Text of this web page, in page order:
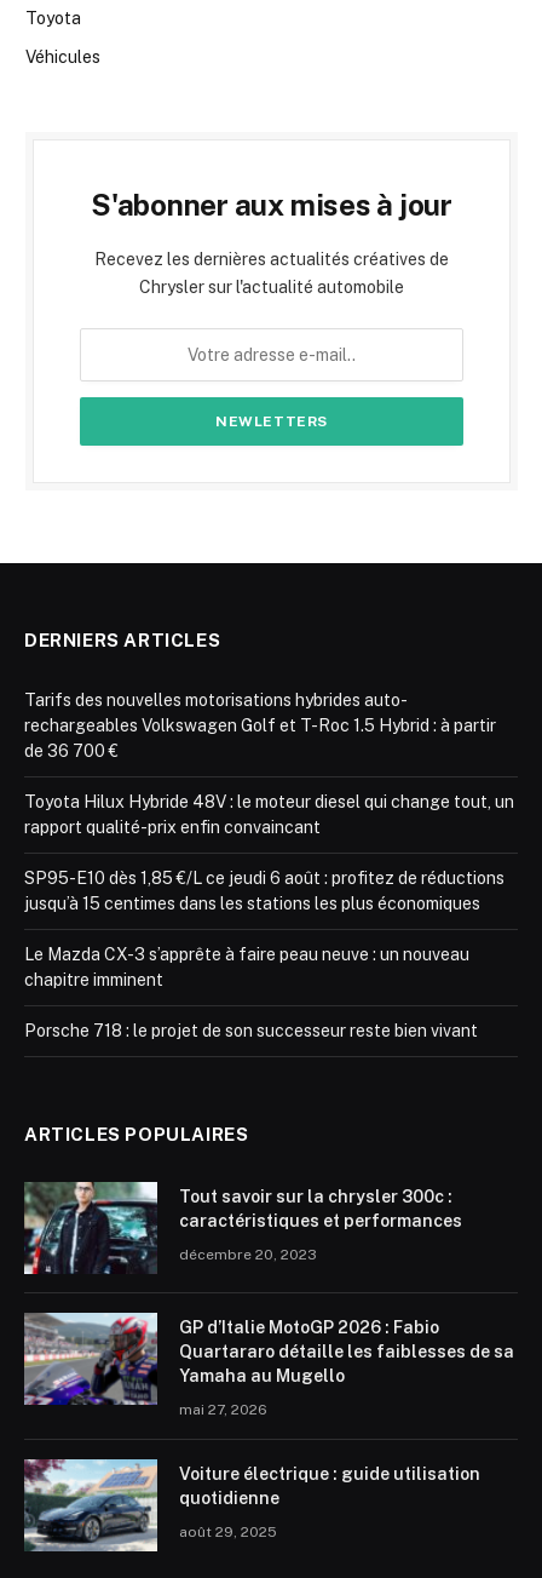
Toyota
Véhicules
S'abonner aux mises à jour
Recevez les dernières actualités créatives de
Chrysler sur l'actualité automobile
DERNIERS ARTICLES
Tarifs des nouvelles motorisations hybrides auto-
rechargeables Volkswagen Golf et T-Roc 1.5 Hybrid : à partir
de 36 700 €
Toyota Hilux Hybride 48V : le moteur diesel qui change tout, un
rapport qualité-prix enfin convaincant
SP95-E10 dès 1,85 €/L ce jeudi 6 août : profitez de réductions
jusqu’à 15 centimes dans les stations les plus économiques
Le Mazda CX-3 s’apprête à faire peau neuve : un nouveau
chapitre imminent
Porsche 718 : le projet de son successeur reste bien vivant
ARTICLES POPULAIRES
Tout savoir sur la chrysler 300c :
caractéristiques et performances
décembre 20, 2023
GP d’Italie MotoGP 2026 : Fabio
Quartararo détaille les faiblesses de sa
Yamaha au Mugello
mai 27, 2026
Voiture électrique : guide utilisation
quotidienne
août 29, 2025